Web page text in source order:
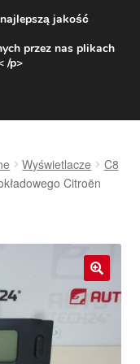
zł
003 167
Wyświetlacze
C8
Citroën
🔍
jakość
przez nas plikach
/p>